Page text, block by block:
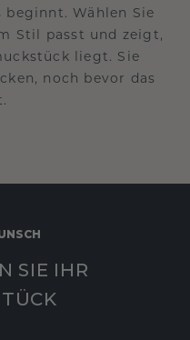
beginnt. Wählen Sie
Stil passt und zeigt,
liegt. Sie
noch bevor das
SIE IHR